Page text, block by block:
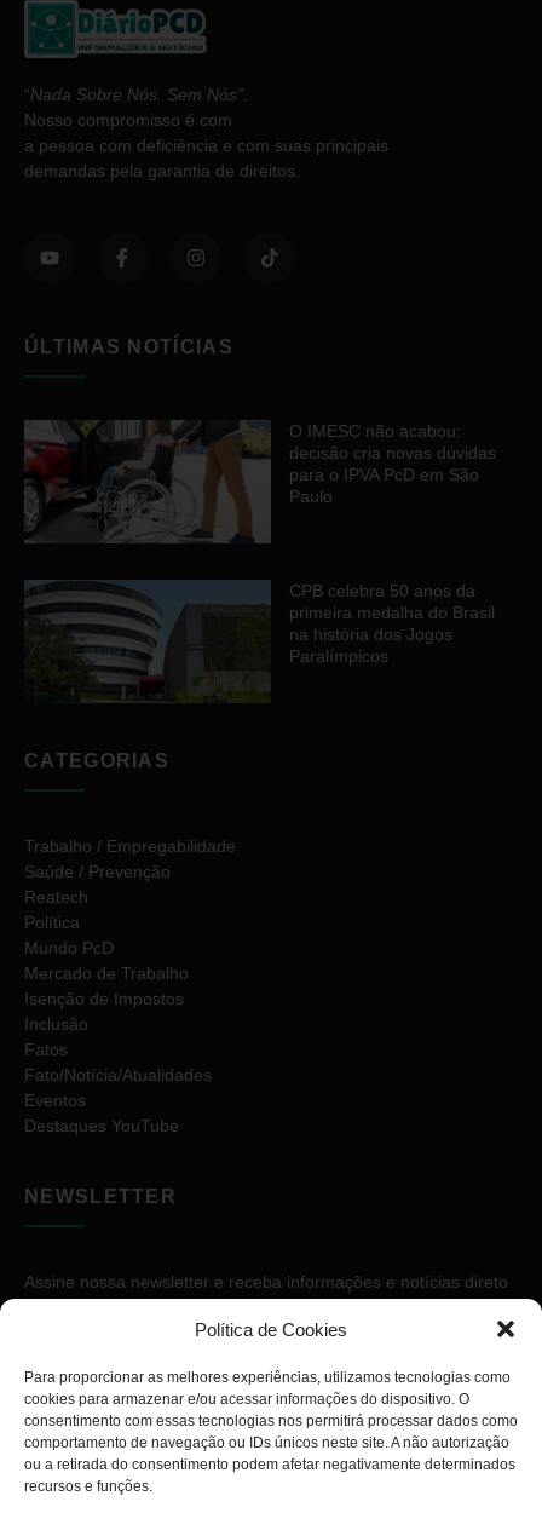
Política de Cookies
Para proporcionar as melhores experiências, utilizamos tecnologias como
cookies para armazenar e/ou acessar informações do dispositivo. O
consentimento com essas tecnologias nos permitirá processar dados como
comportamento de navegação ou IDs únicos neste site. A não autorização
ou a retirada do consentimento podem afetar negativamente determinados
recursos e funções.
“Nada Sobre Nós. Sem Nós”.
Nosso compromisso é com
a pessoa com deficiência e com suas principais
demandas pela garantia de direitos.
ÚLTIMAS NOTÍCIAS
O IMESC não acabou:
decisão cria novas dúvidas
para o IPVA PcD em São
Paulo
CPB celebra 50 anos da
primeira medalha do Brasil
na história dos Jogos
Paralímpicos
CATEGORIAS
Trabalho / Empregabilidade
Saúde / Prevenção
Reatech
Política
Mundo PcD
Mercado de Trabalho
Isenção de Impostos
Inclusão
Fatos
Fato/Notícia/Atualidades
Eventos
Destaques YouTube
NEWSLETTER
Assine nossa newsletter e receba informações e notícias direto